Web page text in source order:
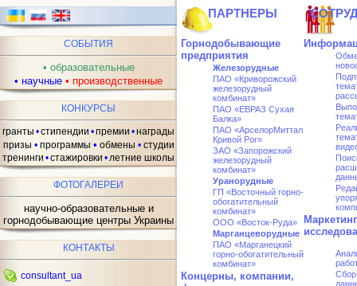
СОБЫТИЯ
• образовательные
• научные • производственные
КОНКУРСЫ
гранты •стипендии •премии •награды
призы • программы • обмены • студии
тренинги •стажировки •летние школы
ФОТОГАЛЕРЕИ
научно-образовательные и
горнодобывающие центры Украины
КОНТАКТЫ
consultant_ua
ПАРТНЕРЫ
Горнодобывающие
предприятия
Железорудные
ПАО «Криворожский
железорудный
комбинат»
ПАО «ЕВРАЗ Сухая
Балка»
ПАО «АрселорMиттал
Кривой Рог»
ЗАО «Запорожский
железорудный
комбинат»
Уранорудные
ГП «Восточный горно-
обогатительный
комбинат»
ООО «Восток-Руда»
Марганцеворудные
ПАО «Марганецкий
горно-обогатительный
комбинат»
Концерны, компании,
Сбор